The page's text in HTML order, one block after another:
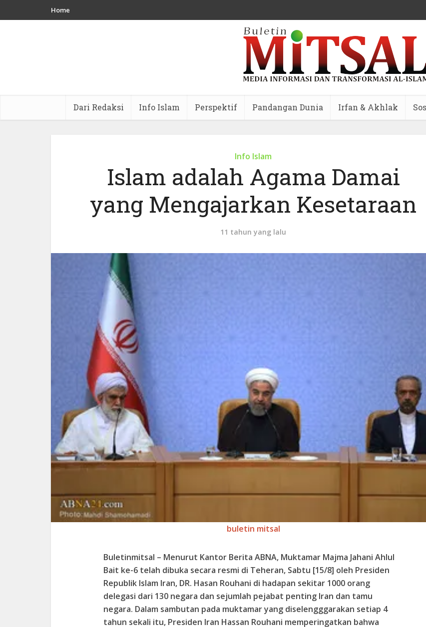
Home
Dari Redaksi Info Islam Perspektif Pandangan Dunia Irfan & Akhlak
Info Islam
Islam adalah Agama Damai
yang Mengajarkan Kesetaraan
11 tahun yang lalu
buletin mitsal
Buletinmitsal – Menurut Kantor Berita ABNA, Muktamar Majma Jahani Ahlul
Bait ke-6 telah dibuka secara resmi di Teheran, Sabtu [15/8] oleh Presiden
Republik Islam Iran, DR. Hasan Rouhani di hadapan sekitar 1000 orang
delegasi dari 130 negara dan sejumlah pejabat penting Iran dan tamu
negara. Dalam sambutan pada muktamar yang diselengggarakan setiap 4
tahun sekali itu, Presiden Iran Hassan Rouhani memperingatkan bahwa